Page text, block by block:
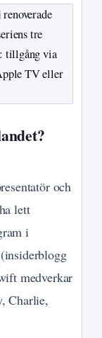
tre
tillgång via
TV eller
och
lett
i
medverkar
Charlie,